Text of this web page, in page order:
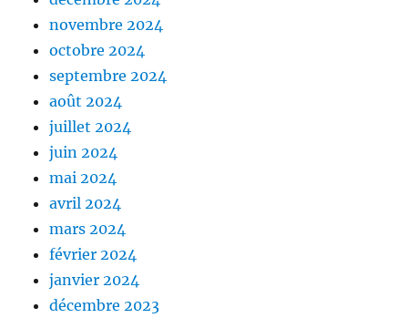
novembre 2024
octobre 2024
septembre 2024
août 2024
juillet 2024
juin 2024
mai 2024
avril 2024
mars 2024
février 2024
janvier 2024
décembre 2023